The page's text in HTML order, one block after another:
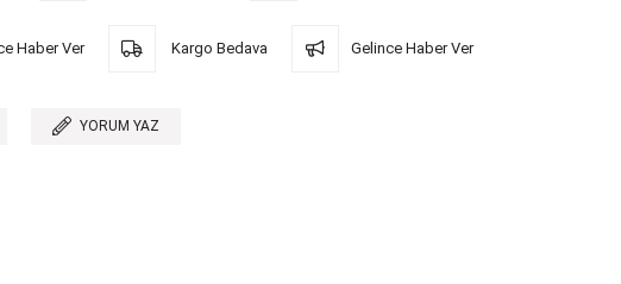
Haber Ver Kargo Bedava Gelince Haber Ver
YORUM YAZ